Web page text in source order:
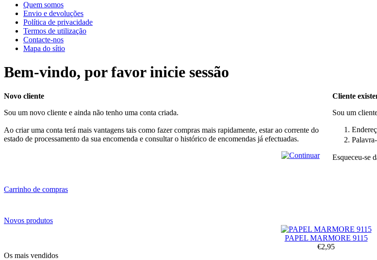
Quem somos
Envio e devoluções
Política de privacidade
Termos de utilização
Contacte-nos
Mapa do sítio
Bem-vindo, por favor inicie sessão
Cliente
Sou um
Esqueceu-se
Novo cliente
Sou um novo cliente e ainda não tenho uma conta criada.
Ao criar uma conta terá mais vantagens tais como fazer compras mais rapidamente, estar ao corrente do
estado de processamento da sua encomenda e consultar o histórico de encomendas já efectuadas.
Carrinho de compras
Novos produtos
PAPEL MARMORE 9115
€2,95
Os mais vendidos